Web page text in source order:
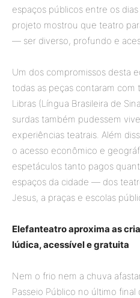
espaços públicos entre os
projeto mostrou que teatro
— ser diverso, profundo e
Um dos compromissos desta
todas as peças contaram com
Libras (Língua Brasileira de
surdas também pudessem
experiências teatrais. Além
o acesso econômico e
espetáculos tanto pagos
espaços da cidade — dos
Jesus, a praças e escolas
Elefanteatro aproxima as
lúdica, acessível e gratuita
Nem o frio nem a chuva
Passeio Público no último final